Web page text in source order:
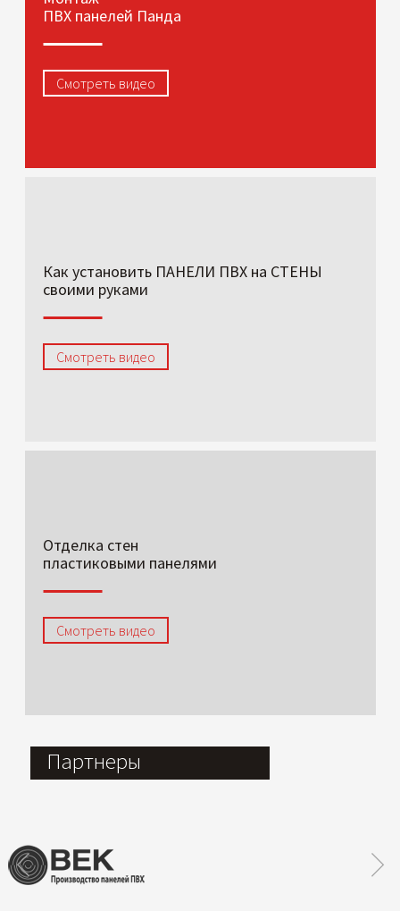
ПВХ панелей Панда
Смотреть видео
Как установить ПАНЕЛИ ПВХ на СТЕНЫ
своими руками
Смотреть видео
Отделка стен
пластиковыми панелями
Смотреть видео
Партнеры